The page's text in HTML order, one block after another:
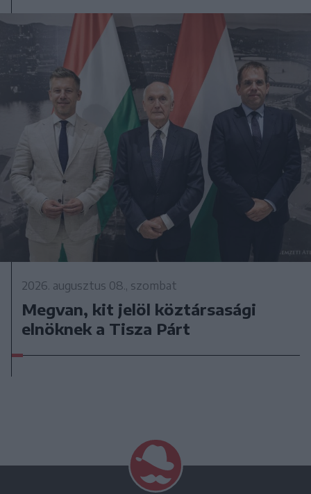
2026. augusztus 08., szombat
Megvan, kit jelöl köztársasági
elnöknek a Tisza Párt